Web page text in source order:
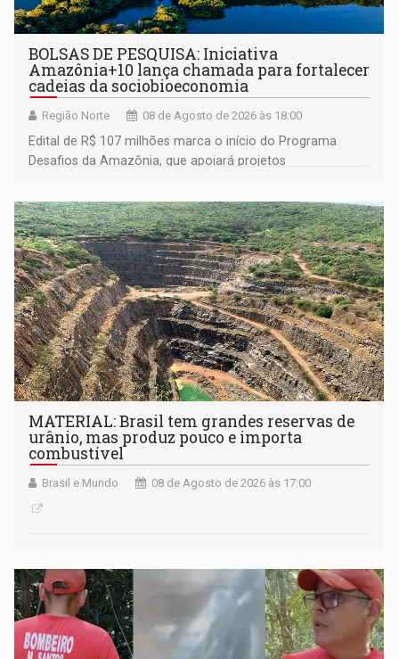
BOLSAS DE PESQUISA: Iniciativa
Amazônia+10 lança chamada para fortalecer
cadeias da sociobioeconomia
Região Norte 08 de Agosto de 2026 às 18:00
Edital de R$ 107 milhões marca o início do Programa
Desafios da Amazônia, que apoiará projetos
submissão de pré-propostas poderá ser feita até 1º de
setembro
MATERIAL: Brasil tem grandes reservas de
urânio, mas produz pouco e importa
combustível
Brasil e Mundo 08 de Agosto de 2026 às 17:00